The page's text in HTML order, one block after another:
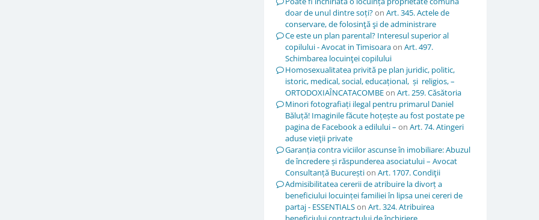
doar de unul dintre soți?on Art. 345. Actele de
conservare, de folosinţă şi de administrare
Ce este un plan parental? Interesul superior al
copilului - Avocat in Timisoaraon Art. 497.
Schimbarea locuinţei copilului
Homosexualitatea privită pe plan juridic, politic,
istoric, medical, social, educațional, și religios, –
ORTODOXIAÎNCATACOMBEon Art. 259. Căsătoria
Minori fotografiați ilegal pentru primarul Daniel
Băluță! Imaginile făcute hoțește au fost postate pe
pagina de Facebook a edilului – on Art. 74. Atingeri
aduse vieţii private
Garanția contra viciilor ascunse în imobiliare: Abuzul
de încredere și răspunderea asociatului – Avocat
Consultanță Bucureștion Art. 1707. Condiţii
Admisibilitatea cererii de atribuire la divorț a
beneficiului locuinței familiei în lipsa unei cereri de
partaj - ESSENTIALSon Art. 324. Atribuirea